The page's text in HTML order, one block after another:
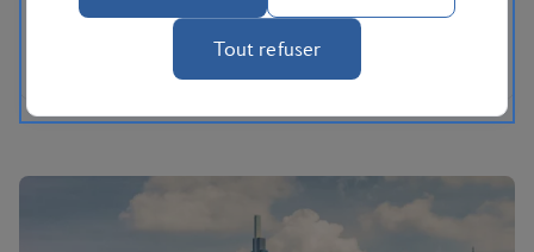
Tout refuser